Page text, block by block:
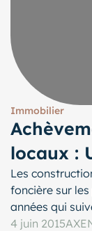
Immobilier
locaux :
Les
foncière sur
années qui
4 juin 2015